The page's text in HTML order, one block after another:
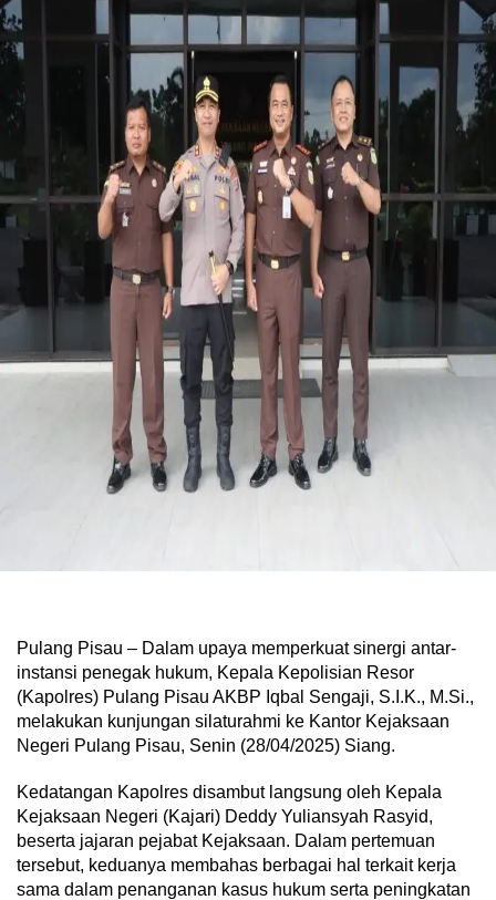
Pulang Pisau – Dalam upaya memperkuat sinergi antar-
instansi penegak hukum, Kepala Kepolisian Resor
(Kapolres) Pulang Pisau AKBP Iqbal Sengaji, S.I.K., M.Si.,
melakukan kunjungan silaturahmi ke Kantor Kejaksaan
Negeri Pulang Pisau, Senin (28/04/2025) Siang.
Kedatangan Kapolres disambut langsung oleh Kepala
Kejaksaan Negeri (Kajari) Deddy Yuliansyah Rasyid,
beserta jajaran pejabat Kejaksaan. Dalam pertemuan
tersebut, keduanya membahas berbagai hal terkait kerja
sama dalam penanganan kasus hukum serta peningkatan